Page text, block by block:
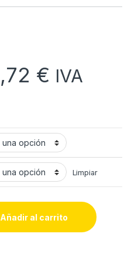
€ Rango
IVA
Limpiar
Añadir al carrito